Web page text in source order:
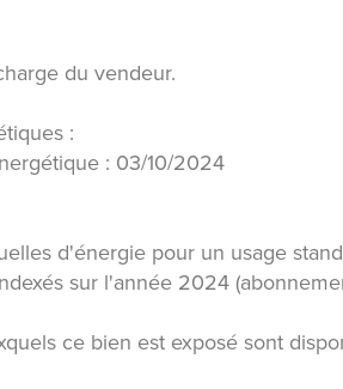
du vendeur.
:
: 03/10/2024
d'énergie pour un usage
sur l'année 2024
ce bien est exposé sont